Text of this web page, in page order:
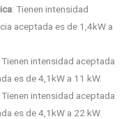
: Tienen intensidad
aceptada es de 1,4kW a
Tienen intensidad aceptada
es de 4,1kW a 11 kW.
Tienen intensidad aceptada
es de 4,1kW a 22 kW.